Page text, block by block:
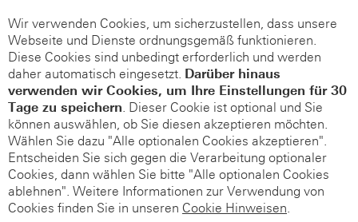
Wir verwenden Cookies, um sicherzustellen, dass unsere
Webseite und Dienste ordnungsgemäß funktionieren.
Diese Cookies sind unbedingt erforderlich und werden
daher automatisch eingesetzt. Darüber hinaus
verwenden wir Cookies, um Ihre Einstellungen für 30
Tage zu speichern. Dieser Cookie ist optional und Sie
können auswählen, ob Sie diesen akzeptieren möchten.
Wählen Sie dazu "Alle optionalen Cookies akzeptieren".
Entscheiden Sie sich gegen die Verarbeitung optionaler
Cookies, dann wählen Sie bitte "Alle optionalen Cookies
ablehnen". Weitere Informationen zur Verwendung von
Cookies finden Sie in unseren Cookie Hinweisen.